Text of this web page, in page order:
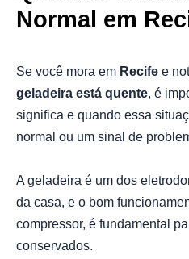
Normal em
Se você mora em Recife e
geladeira está quente, é
significa e quando essa
normal ou um sinal de
A geladeira é um dos
da casa, e o bom
compressor, é fundamental
conservados.